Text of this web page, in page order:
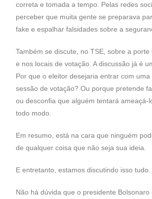
correta e tomada a tempo. Pelas redes
perceber que muita gente se preparava
fake e espalhar falsidades sobre a
Também se discute, no TSE, sobre a
e nos locais de votação. A discussão já é
Por que o eleitor desejaria entrar com uma
sessão de votação? Ou porque pretende
ou desconfia que alguém tentará ameaçá-
todo modo.
Em resumo, está na cara que ninguém
de qualquer coisa que não seja sua ideia.
E entretanto, estamos discutindo isso tudo.
Não há dúvida que o presidente Bolsonaro